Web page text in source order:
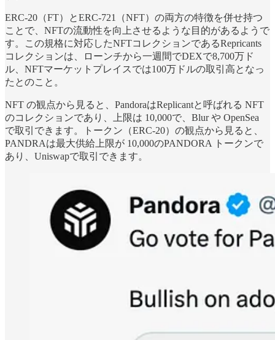
ERC-20（FT）とERC-721（NFT）の両方の特徴を併せ持つ
ことで、NFTの流動性を向上させるような目的があるようで
す。この規格に対応したNFTコレクションであるRepricants
コレクションは、ローンチから一週間でDEXで8,700万ド
ル、NFTマーケットプレイスでは100万ドルの取引高となっ
たとのこと。
NFT の観点から見ると、PandoraはReplicantと呼ばれる NFT
のコレクションであり、上限は 10,000で、Blur や OpenSea
で取引できます。トークン（ERC-20）の観点から見ると、
PANDRAは最大供給上限が 10,000のPANDORA トークンで
あり、Uniswapで取引できます。